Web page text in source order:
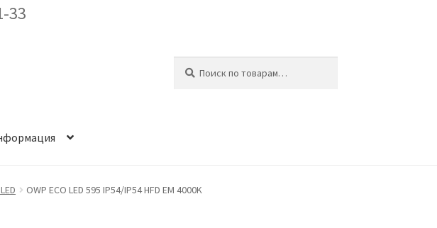
33
КонтактыКорзина
OWP ECO LED 595 IP54/IP54 HFD EM 4000K